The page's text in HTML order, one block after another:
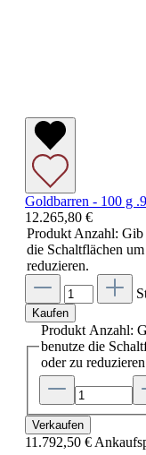
Goldbarren - 100 g
12.265,80 €
Produkt Anzahl: Gib
die Schaltflächen
reduzieren.
Kaufen
Produkt Anzahl:
benutze die
oder zu
Verkaufen
11.792,50 €